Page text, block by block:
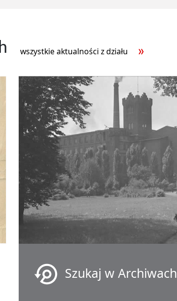
wszystkie aktualności z działu
Szukaj w Archiwach